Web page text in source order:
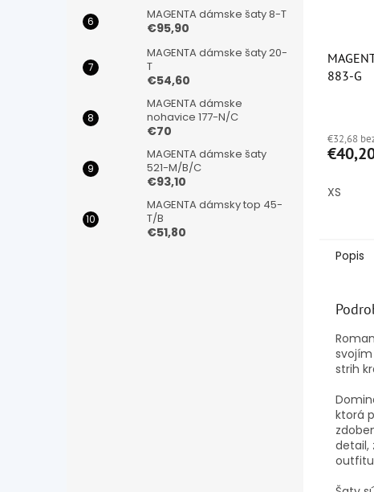
MAGENTA dámske šaty 8-T
€95,90
MAGENTA dámske šaty 20-
T
€54,60
MAGENTA dámske
nohavice 177-N/C
€70
MAGENTA dámske šaty
521-M/B/C
€93,10
MAGENTA dámsky top 45-
T/B
€51,80
883-G
je
z
€32,68
XS
Popis
strih
ktorá
detail,